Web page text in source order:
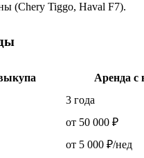
(Chery Tiggo, Haval F7).
Аренда с
3 года
от 50 000 ₽
от 5 000 ₽/нед